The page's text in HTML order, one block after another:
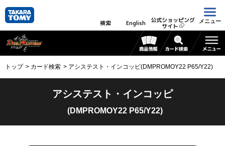
検索 English 公式ショッピング
サイト
メニュー
トップ カード検索 アシステスト・インコッピ(DMPROMOY22 P65/Y22)
アシステスト・インコッピ
(DMPROMOY22 P65/Y22)